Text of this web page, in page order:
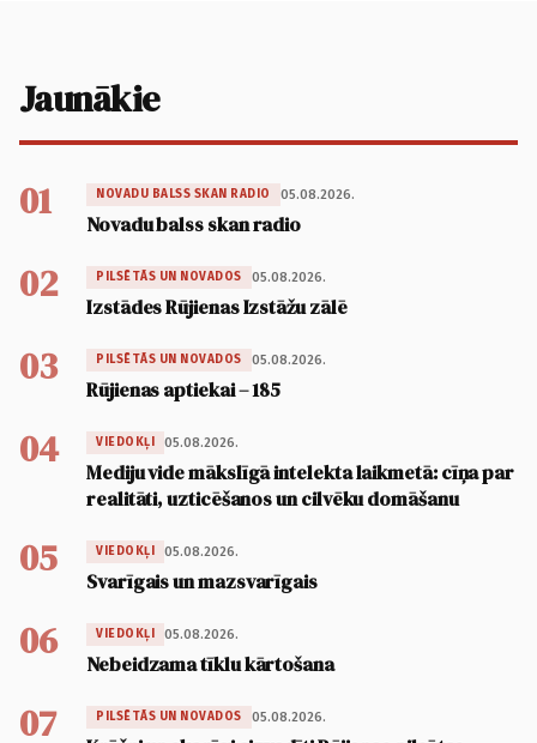
Jaunākie
01 NOVADU BALSS SKAN RADIO 05.08.2026.
Novadu balss skan radio
02 PILSĒTĀS UN NOVADOS 05.08.2026.
Izstādes Rūjienas Izstāžu zālē
03 PILSĒTĀS UN NOVADOS 05.08.2026.
Rūjienas aptiekai – 185
04 VIEDOKĻI 05.08.2026.
Mediju vide mākslīgā intelekta laikmetā: cīņa par
realitāti, uzticēšanos un cilvēku domāšanu
05 VIEDOKĻI 05.08.2026.
Svarīgais un mazsvarīgais
06 VIEDOKĻI 05.08.2026.
Nebeidzama tīklu kārtošana
07 PILSĒTĀS UN NOVADOS 05.08.2026.